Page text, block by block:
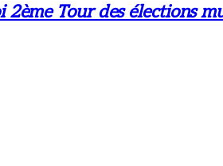
Tour des élections